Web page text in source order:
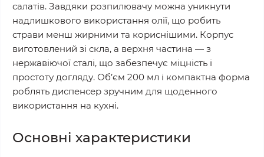
салатів. Завдяки розпилювачу можна уникнути
надлишкового використання олії, що робить
страви менш жирними та кориснішими. Корпус
виготовлений зі скла, а верхня частина — з
нержавіючої сталі, що забезпечує міцність і
простоту догляду. Об’єм 200 мл і компактна форма
роблять диспенсер зручним для щоденного
використання на кухні.
Основні характеристики